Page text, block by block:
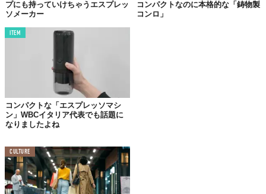
すべてのパーツを収納袋に納めたときの
径70mmで、重さもたったの885g
プにも持っていけちゃうエスプレッ
ソメーカー
コンパクトなのに本格的な「鋳物製
コンロ」
ITEM
コンパクトな「エスプレッソマシ
ン」WBCイタリア代表でも話題に
なりましたよね
CULTURE